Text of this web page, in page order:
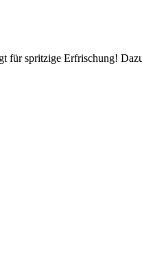
für spritzige Erfrischung!